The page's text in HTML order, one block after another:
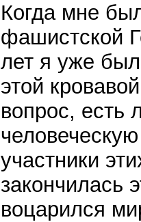
Когда мне
фашистской
лет я уже
этой
вопрос, есть
участники
закончилась
воцарился